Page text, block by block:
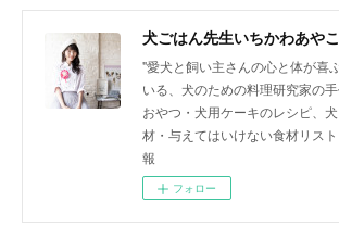
"愛犬と飼い主さんの心と体が喜
いる、犬のための料理研究家の
おやつ・犬用ケーキのレシピ、
材・与えてはいけない食材リス
報
フォロー